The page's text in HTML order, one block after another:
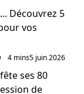
Découvrez 5
vos
4 mins5 juin 2026
ses 80
de